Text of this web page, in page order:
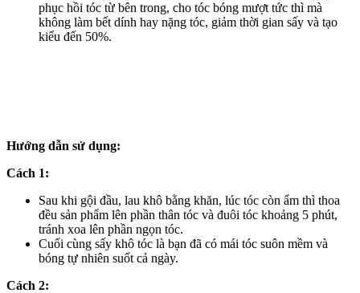
phục hồi tóc từ bên trong, cho tóc bóng mượt tức thì mà
không làm bết dính hay nặng tóc, giảm thời gian sấy và tạo
kiểu đến 50%.
Hướng dẫn sử dụng:
Cách 1:
Sau khi gội đầu, lau khô bằng khăn, lúc tóc còn ẩm thì thoa
đều sản phẩm lên phần thân tóc và đuôi tóc khoảng 5 phút,
tránh xoa lên phần ngọn tóc.
Cuối cùng sấy khô tóc là bạn đã có mái tóc suôn mềm và
bóng tự nhiên suốt cả ngày.
Cách 2: